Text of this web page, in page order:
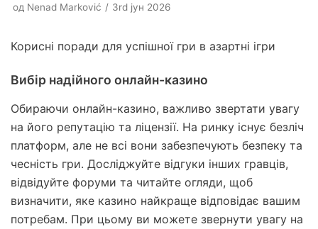
SPORTSKI PODOVI
Plexicushion Prestige
Plexicushion 2000
PU Sport Systems
PVC Sport Systems
Veštačka trava
Prirodna trava za tenis
INDUSTRIJSKI PODOVI
Poliuretanski podovi
REPARACIJE
BALON HALE
KONSALTING
Veštačka trava
Flexipadel
Dodatna oprema
Prenosivi teren
Konsalting
од Nenad Marković 3rd јун 2026
Корисні поради для успішної гри в азартні ігри
Вибір надійного онлайн-казино
Обираючи онлайн-казино, важливо звертати увагу
на його репутацію та ліцензії. На ринку існує безліч
платформ, але не всі вони забезпечують безпеку та
чесність гри. Досліджуйте відгуки інших гравців,
відвідуйте форуми та читайте огляди, щоб
визначити, яке казино найкраще відповідає вашим
потребам. При цьому ви можете звернути увагу на